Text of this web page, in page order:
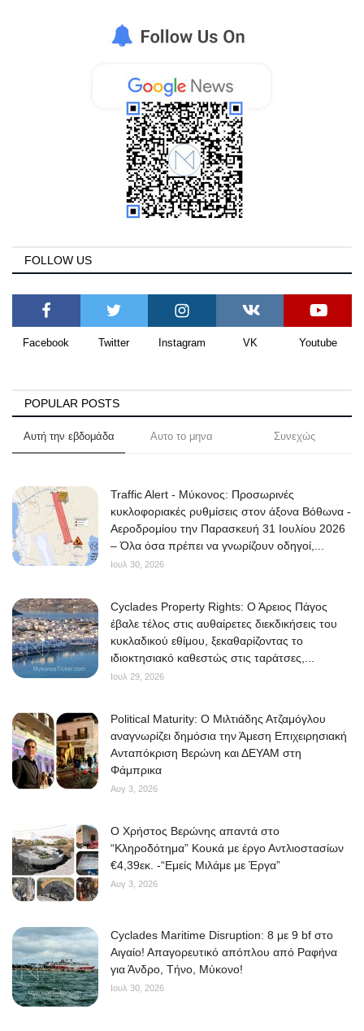
FOLLOW US
Facebook Twitter Instagram VK Youtube
POPULAR POSTS
Αυτή την εβδομάδα Αυτο το μηνα Συνεχώς
Traffic Alert - Μύκονος: Προσωρινές
κυκλοφοριακές ρυθμίσεις στον άξονα Βόθωνα -
Αεροδρομίου την Παρασκευή 31 Ιουλίου 2026
– Όλα όσα πρέπει να γνωρίζουν οδηγοί,...
Ιουλ 30, 2026
Cyclades Property Rights: Ο Άρειος Πάγος
έβαλε τέλος στις αυθαίρετες διεκδικήσεις του
κυκλαδικού εθίμου, ξεκαθαρίζοντας το
ιδιοκτησιακό καθεστώς στις ταράτσες,...
Ιουλ 29, 2026
Political Maturity: Ο Μιλτιάδης Ατζαμόγλου
αναγνωρίζει δημόσια την Άμεση Επιχειρησιακή
Ανταπόκριση Βερώνη και ΔΕΥΑΜ στη
Φάμπρικα
Αυγ 3, 2026
O Χρήστος Βερώνης απαντά στο
“Κληροδότημα” Κουκά με έργο Αντλιοστασίων
€4,39εκ. -“Εμείς Μιλάμε με Έργα”
Αυγ 3, 2026
Cyclades Maritime Disruption: 8 με 9 bf στο
Αιγαίο! Απαγορευτικό απόπλου από Ραφήνα
για Άνδρο, Τήνο, Μύκονο!
Ιουλ 30, 2026